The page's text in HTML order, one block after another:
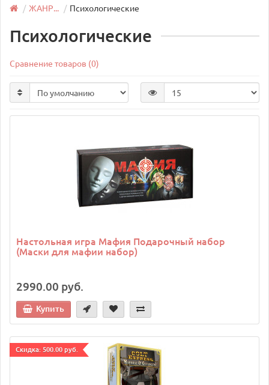
ЖАНР... Психологические
Психологические
Сравнение товаров (0)
Настольная игра Мафия Подарочный набор
(Маски для мафии набор)
2990.00 руб.
Купить
Cкидка: 500.00 руб.